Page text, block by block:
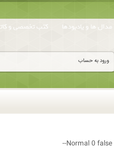
ورود به حساب
مدال ها و یادبودها کتب تخصصی و
Normal0false